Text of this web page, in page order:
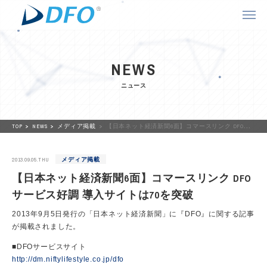
NEWS
ニュース
TOP NEWS メディア掲載 【日本ネット経済新聞6面】コマースリンク DFOサービス好調 導入サイトは70を突破
2013.09.05.THU メディア掲載
【日本ネット経済新聞6面】コマースリンク DFO
サービス好調 導入サイトは70を突破
2013年9月5日発行の「日本ネット経済新聞」に『DFO』に関する記事
が掲載されました。
■DFOサービスサイト
http://dm.niftylifestyle.co.jp/dfo